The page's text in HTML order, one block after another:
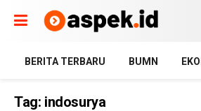
BERITA TERBARU BUMN
Tag: indosurya